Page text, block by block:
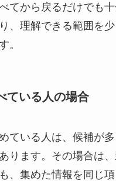
てから戻るだけでも十
、理解できる範囲を
。
ている人の場合
ている人は、候補が
ります。その場合は
、集めた情報を同じ